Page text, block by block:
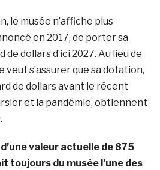
le musée n’affiche plus
en 2017, de porter sa
dollars d’ici 2027. Au lieu de
veut s’assurer que sa dotation,
de dollars avant le récent
et la pandémie, obtiennent
valeur actuelle de 875
toujours du musée l’une des